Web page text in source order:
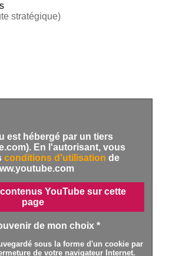
stratégique)
est hébergé par un tiers
En l'autorisant, vous
conditions d'utilisation de
YouTube sur cette
page
de mon choix *
sous la forme d'un cookie par
de votre navigateur Internet.